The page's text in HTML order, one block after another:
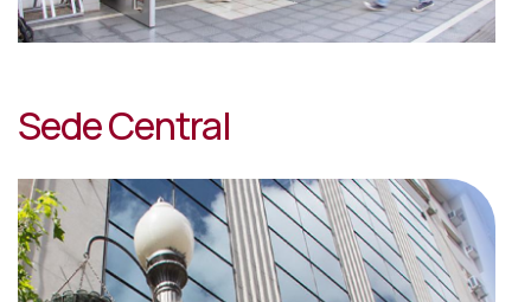
Sede Central